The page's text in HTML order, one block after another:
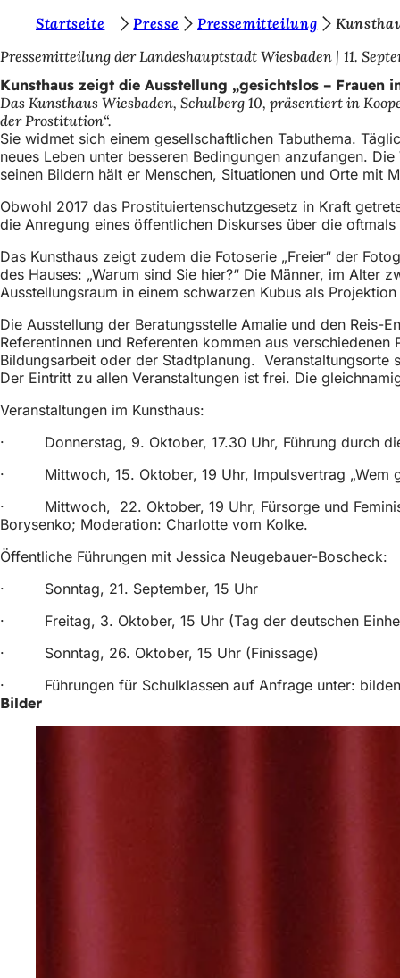
Inhalt anspringen
i
e
b
e
f
i
n
d
e
n
s
i
c
h
h
i
e
r
:
Startseite Presse Pressemitteilung
Pressemitteilung der Landeshauptstadt Wiesbaden
11.
Kunsthaus zeigt die Ausstellung „gesichtslos – Frauen
Das Kunsthaus Wiesbaden, Schulberg 10, präsentiert in
der Prostitution“.
Sie widmet sich einem gesellschaftlichen Tabuthema.
neues Leben unter besseren Bedingungen anzufangen.
seinen Bildern hält er Menschen, Situationen und Orte mit
Obwohl 2017 das Prostituiertenschutzgesetz in Kraft
die Anre­gung eines öffentlichen Diskurses über die
Das Kunsthaus zeigt zudem die Fotoserie „Freier“ der
des Hauses: „Warum sind Sie hier?“ Die Männer, im
Ausstellungsraum in einem schwarzen Kubus als
Die Ausstellung der Beratungsstelle Amalie und den
Referentinnen und Referenten kommen aus
Bildungsarbeit oder der Stadtplanung. Veranstaltungsorte
Der Eintritt zu allen Veranstaltungen ist frei. Die
Veranstaltungen im Kunsthaus:
· Donnerstag, 9. Oktober, 17.30 Uhr, Führung durch die
· Mittwoch, 15. Oktober, 19 Uhr, Impulsvertrag „Wem
· Mittwoch, 22. Oktober, 19 Uhr, Fürsorge und
Borysenko; Moderation: Charlotte vom Kolke.
Öffentliche Führungen mit Jessica Neugebauer-Boscheck:
· Sonntag, 21. September, 15 Uhr
· Freitag, 3. Oktober, 15 Uhr (Tag der deutschen
· Sonntag, 26. Oktober, 15 Uhr (Finissage)
· Führungen für Schulklassen auf Anfrage unter:
Bilder